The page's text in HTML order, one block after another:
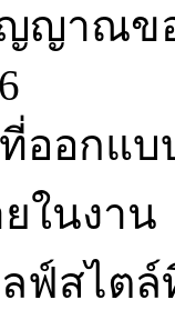
าณขอ
ออกแบ
ในงาน
ฟ์สไตล์